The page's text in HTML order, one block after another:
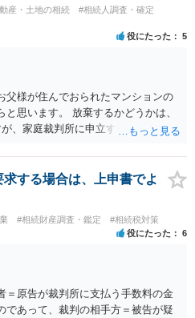
産・土地の相続
#相続人調査・確定
役にたった 5
父様が住んでおられたマンションの
思います。 放棄するかどうかは、
、家庭裁判所に申立すれば3カ月の
きます。 銀行やサラ金が数年も放置
後に借金が発見される可能性はほぼ
続放棄を検討していた案件で、期間
に対する過払金など相当な財産が見
がありました。
する場合は、上申書でよ
#相続財産調査・鑑定 #相続税対策
役にたった 6
＝原告が裁判所に支払う手数料の金
であって、裁判の相手方＝被告が疑